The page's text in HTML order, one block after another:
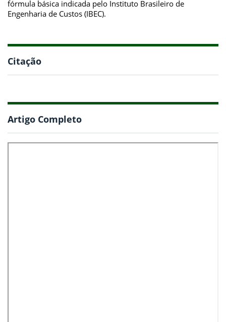
fórmula básica indicada pelo Instituto Brasileiro de
Engenharia de Custos (IBEC).
Citação
Artigo Completo